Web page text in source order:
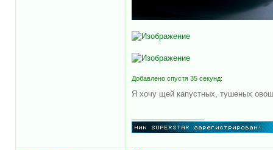
Добавлено спустя 35 секунд:
Я хочу щей капустных, тушеных